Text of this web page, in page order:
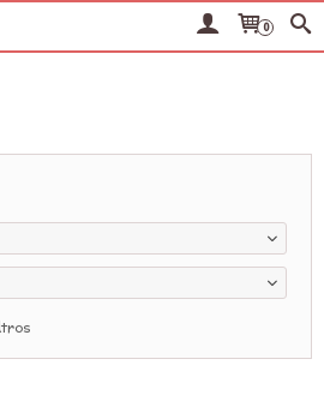
0